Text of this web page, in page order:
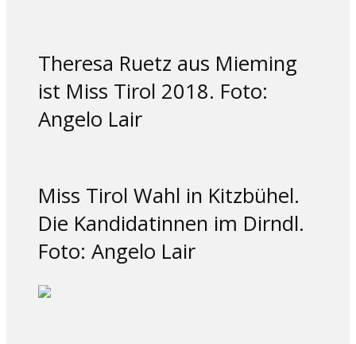
Theresa Ruetz aus Mieming
ist Miss Tirol 2018. Foto:
Angelo Lair
Miss Tirol Wahl in Kitzbühel.
Die Kandidatinnen im Dirndl.
Foto: Angelo Lair